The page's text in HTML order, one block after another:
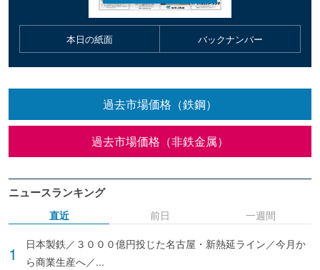
本日の紙面 バックナンバー
過去市場価格（鉄鋼）
過去市場価格（非鉄金属）
ニュースランキング
直近
日本製鉄／３０００億円投じた名古屋・新熱延ライン／今月か
ら商業生産へ／...
前日 一週間